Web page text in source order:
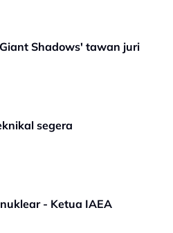
Shadows' tawan juri
segera
- Ketua IAEA